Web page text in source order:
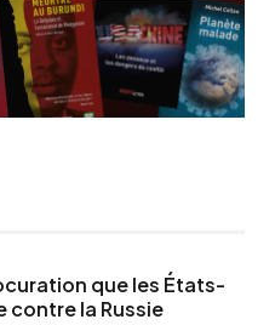
que les États-
contre la Russie